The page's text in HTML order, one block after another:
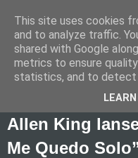
giovedì 10 gennaio 2019
Allen King
Me Quedo
This site uses cookies
and to analyze traffic.
shared with Google
metrics to ensure
statistics, and to detect